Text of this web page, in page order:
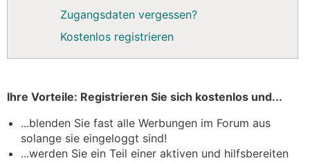
Zugangsdaten vergessen?
Kostenlos registrieren
Ihre Vorteile: Registrieren Sie sich kostenlos und...
...blenden Sie fast alle Werbungen im Forum aus
solange sie eingeloggt sind!
...werden Sie ein Teil einer aktiven und hilfsbereiten